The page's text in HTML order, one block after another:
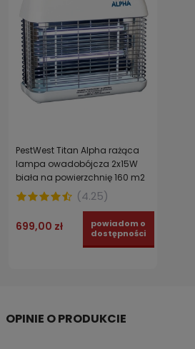
PestWest Titan Alpha rażąca
lampa owadobójcza 2x15W
biała na powierzchnię 160 m2
(4.25)
699,00 zł
powiadom o
dostępności